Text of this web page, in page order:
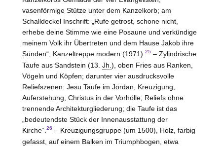
vasenförmige Stütze unter dem Kanzelkorb; am
Schalldeckel Inschrift: „Rufe getrost, schone nicht,
erhebe deine Stimme wie eine Posaune und verkündige
meinem Volk ihr Übertreten und dem Hause Jakob ihre
Sünden“; Kanzeltreppe modern (1971).25– Zylindrische
Taufe aus Sandstein (13. Jh.), oben Fries aus Ranken,
Vögeln und Köpfen; darunter vier ausdrucksvolle
Reliefszenen: Jesu Taufe im Jordan, Kreuzigung,
Auferstehung, Christus in der Vorhölle; Reliefs ohne
trennende Architekturgliederung; die Taufe ist das
„bedeutendste Stück der Innenausstattung der
Kirche“.26 – Kreuzigungsgruppe (um 1500), Holz, farbig
gefasst, auf einem Balken im Triumphbogen, etwa